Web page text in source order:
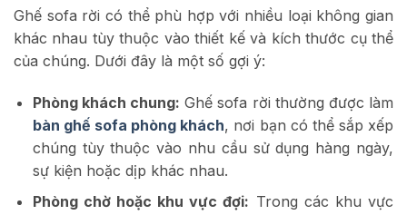
Ghế sofa rời có thể phù hợp với nhiều loại không gian
khác nhau tùy thuộc vào thiết kế và kích thước cụ thể
của chúng. Dưới đây là một số gợi ý:
Phòng khách chung: Ghế sofa rời thường được làm
bàn ghế sofa phòng khách, nơi bạn có thể sắp xếp
chúng tùy thuộc vào nhu cầu sử dụng hàng ngày,
sự kiện hoặc dịp khác nhau.
Phòng chờ hoặc khu vực đợi: Trong các khu vực